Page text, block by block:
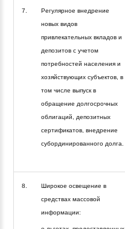
7.
Регулярное внедрение
новых видов
привлекательных вкладов и
депозитов с учетом
потребностей населения и
хозяйствующих субъектов, в
том числе выпуск в
обращение долгосрочных
облигаций, депозитных
сертификатов, внедрение
субординированного долга.
8.
Широкое освещение в
средствах массовой
информации: